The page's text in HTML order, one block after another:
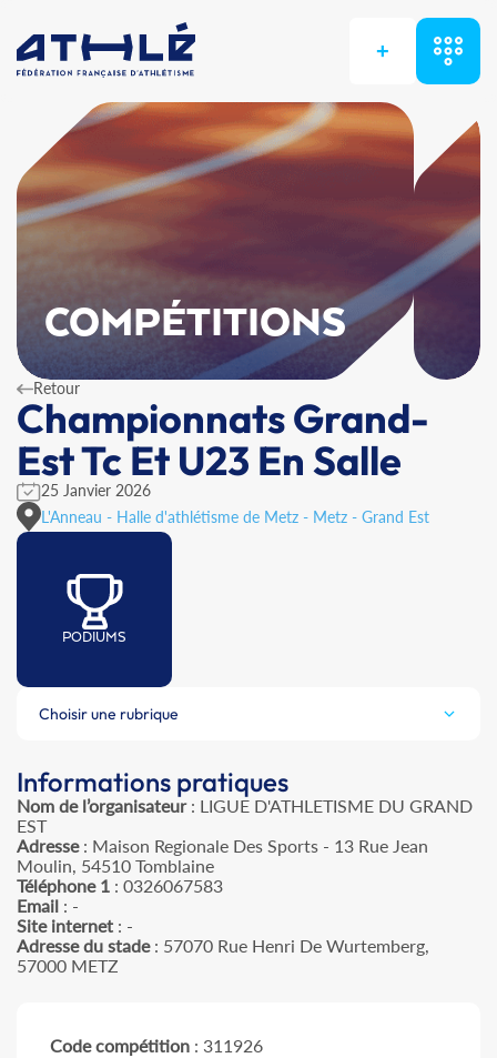
+
COMPÉTITIONS
Retour
Championnats Grand-
Est Tc Et U23 En Salle
25 Janvier 2026
L'Anneau - Halle d'athlétisme de Metz - Metz - Grand Est
PODIUMS
Choisir une rubrique
Informations pratiques
Nom de l’organisateur: LIGUE D'ATHLETISME DU GRAND
EST
Adresse: Maison Regionale Des Sports - 13 Rue Jean
Moulin, 54510 Tomblaine
Téléphone 1 : 0326067583
Email : -
Site internet : -
Adresse du stade: 57070 Rue Henri De Wurtemberg,
57000 METZ
Code compétition : 311926